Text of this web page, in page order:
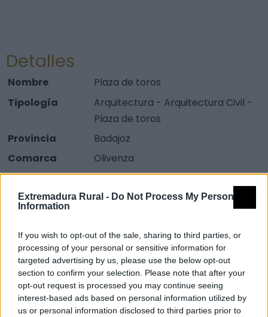
Extremadura Rural - Do Not Process My Personal
Information
If you wish to opt-out of the sale, sharing to third parties, or
processing of your personal or sensitive information for
targeted advertising by us, please use the below opt-out
section to confirm your selection. Please note that after your
opt-out request is processed you may continue seeing
interest-based ads based on personal information utilized by
us or personal information disclosed to third parties prior to
Detalles
Nombre
Plaza de toros
Tipología
Arquitectura - Arquitectura Civil -
Plaza de toros
Provincia
Badajoz
Comarca
Olivenza
Municipio
Olivenza
Descripción
del baluarte de la Cortadura. Data de 1868 el primer
cartel conocido que se tiene por el de la inauguración.
En 1958 se realizaron las obras de construcción de las
columnas y los arcos que hoy adornan la parte alta de
la plaza, donde se ubican las gradas.